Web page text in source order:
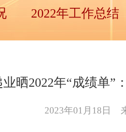
2022年工作总结
晒2022年“成绩单”
2023年01月18日